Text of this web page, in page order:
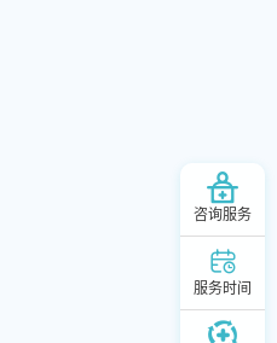
咨询服务
服务时间